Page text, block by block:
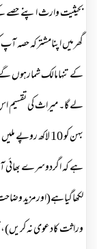
بحیثیت وارث اپنے حصے
گھرمیں اپنامشترکہ
کے تنہامالک شمارہوں
بہن کو 10 لاکھ
ہے کہ اگردوسرے بھائی
لکھاگیاہے(اورمزید
وراثت کادعوی نہ